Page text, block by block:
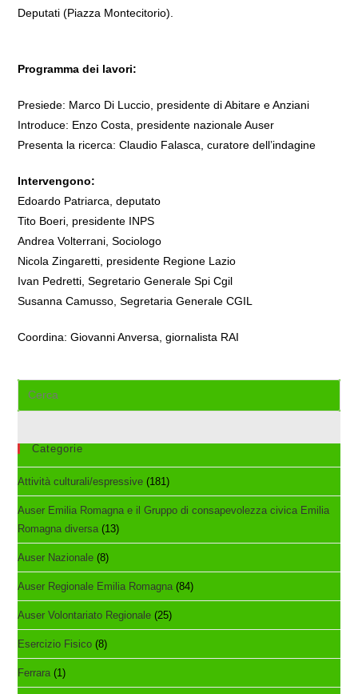
Deputati (Piazza Montecitorio).
Programma dei lavori:
Presiede: Marco Di Luccio, presidente di Abitare e Anziani
Introduce: Enzo Costa, presidente nazionale Auser
Presenta la ricerca: Claudio Falasca, curatore dell’indagine
Intervengono:
Edoardo Patriarca, deputato
Tito Boeri, presidente INPS
Andrea Volterrani, Sociologo
Nicola Zingaretti, presidente Regione Lazio
Ivan Pedretti, Segretario Generale Spi Cgil
Susanna Camusso, Segretaria Generale CGIL
Coordina: Giovanni Anversa, giornalista RAI
Cerca
nel
webCategorie
Attività culturali/espressive (181)
Auser Emilia Romagna e il Gruppo di consapevolezza civica Emilia
Romagna diversa (13)
Auser Nazionale (8)
Auser Regionale Emilia Romagna (84)
Auser Volontariato Regionale (25)
Esercizio Fisico (8)
Ferrara (1)